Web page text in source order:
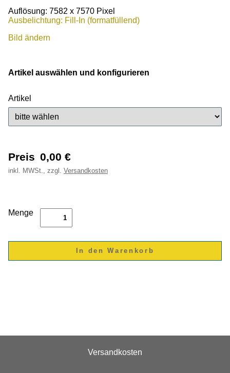
Auflösung: 7582 x 7570 Pixel
Ausbelichtung: Fill-In (formatfüllend)
Bild ändern
Artikel auswählen und konfigurieren
Artikel
Preis 0,00 €
inkl. MWSt., zzgl. Versandkosten
Menge
Versandkosten